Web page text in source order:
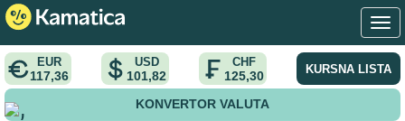
EUR
117,36
USD
101,82
CHF
125,30 KURSNA LISTA
KONVERTOR VALUTA
,